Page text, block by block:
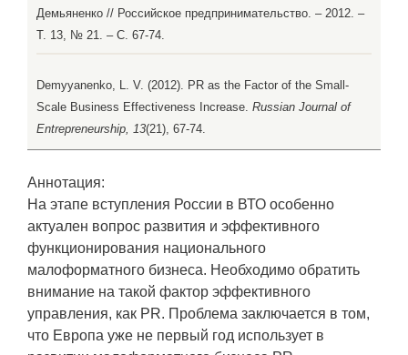
Демьяненко // Российское предпринимательство. – 2012. –
Т. 13, № 21. – С. 67-74.
Demyyanenko, L. V. (2012). PR as the Factor of the Small-
Scale Business Effectiveness Increase. Russian Journal of
Entrepreneurship, 13(21), 67-74.
Аннотация:
На этапе вступления России в ВТО особенно
актуален вопрос развития и эффективного
функционирования национального
малоформатного бизнеса. Необходимо обратить
внимание на такой фактор эффективного
управления, как PR. Проблема заключается в том,
что Европа уже не первый год использует в